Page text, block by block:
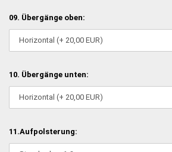
09. Übergänge oben:
10. Übergänge unten:
11.Aufpolsterung: